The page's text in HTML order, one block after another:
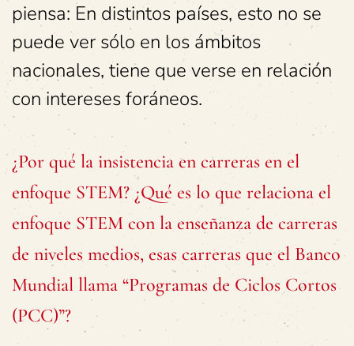
piensa: En distintos países, esto no se
puede ver sólo en los ámbitos
nacionales, tiene que verse en relación
con intereses foráneos.
¿Por qué la insistencia en carreras en el
enfoque STEM? ¿Qué es lo que relaciona el
enfoque STEM con la enseñanza de carreras
de niveles medios, esas carreras que el Banco
Mundial llama “Programas de Ciclos Cortos
(PCC)”?